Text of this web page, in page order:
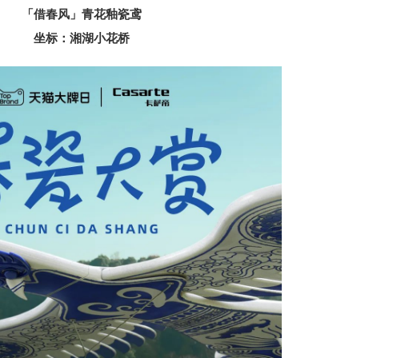
「借春⻛ 」⻘花釉瓷鸢
坐标：湘湖小花桥